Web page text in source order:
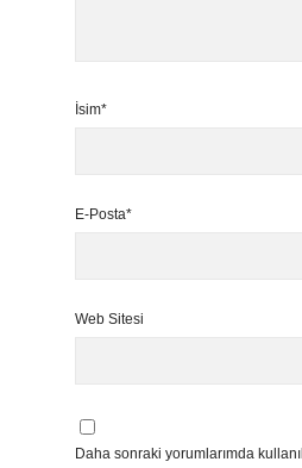
İsim*
E-Posta*
Web Sitesi
Daha sonraki yorumlarımda